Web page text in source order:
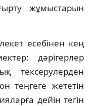
жұмыстарын
есебінен кең
дәрігерлер
тексерулерден
теңгеге жететін
дейін тегін